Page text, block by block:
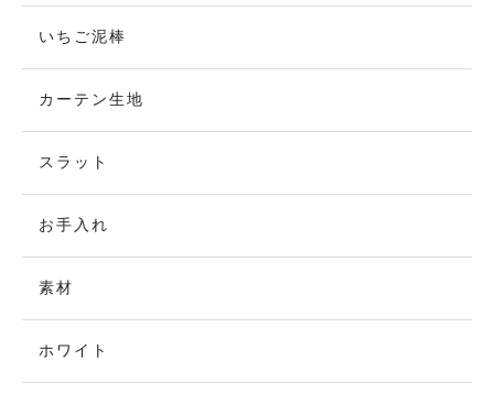
いちご泥棒
カーテン生地
スラット
お手入れ
素材
ホワイト